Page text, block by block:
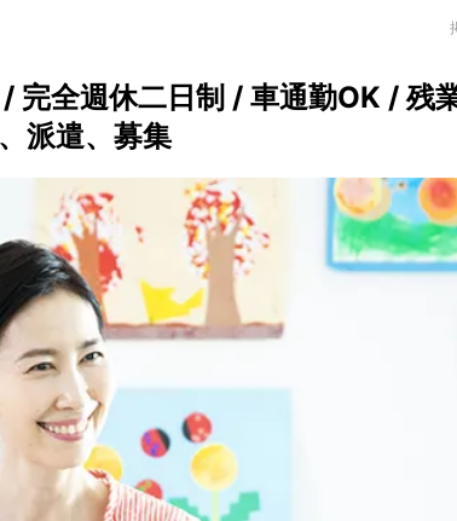
完全週休二日制 / 車通勤OK / 残
派遣、募集
認定こども園
幼稚園
病院内保育所
子育て支援センター
児童発達支援事
その他施設
残業3時間以内
13時以降スタート
土日祝のお仕事
社会保険完備
住宅手当・借上
男性保育士